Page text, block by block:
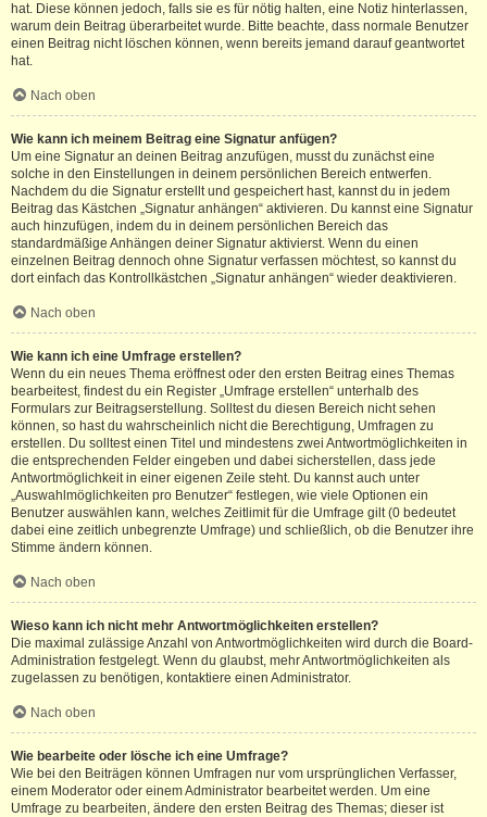
hat. Diese können jedoch, falls sie es für nötig halten, eine Notiz hinterlassen,
warum dein Beitrag überarbeitet wurde. Bitte beachte, dass normale Benutzer
einen Beitrag nicht löschen können, wenn bereits jemand darauf geantwortet
hat.
Nach oben
Wie kann ich meinem Beitrag eine Signatur anfügen?
Um eine Signatur an deinen Beitrag anzufügen, musst du zunächst eine
solche in den Einstellungen in deinem persönlichen Bereich entwerfen.
Nachdem du die Signatur erstellt und gespeichert hast, kannst du in jedem
Beitrag das Kästchen „Signatur anhängen“ aktivieren. Du kannst eine Signatur
auch hinzufügen, indem du in deinem persönlichen Bereich das
standardmäßige Anhängen deiner Signatur aktivierst. Wenn du einen
einzelnen Beitrag dennoch ohne Signatur verfassen möchtest, so kannst du
dort einfach das Kontrollkästchen „Signatur anhängen“ wieder deaktivieren.
Nach oben
Wie kann ich eine Umfrage erstellen?
Wenn du ein neues Thema eröffnest oder den ersten Beitrag eines Themas
bearbeitest, findest du ein Register „Umfrage erstellen“ unterhalb des
Formulars zur Beitragserstellung. Solltest du diesen Bereich nicht sehen
können, so hast du wahrscheinlich nicht die Berechtigung, Umfragen zu
erstellen. Du solltest einen Titel und mindestens zwei Antwortmöglichkeiten in
die entsprechenden Felder eingeben und dabei sicherstellen, dass jede
Antwortmöglichkeit in einer eigenen Zeile steht. Du kannst auch unter
„Auswahlmöglichkeiten pro Benutzer“ festlegen, wie viele Optionen ein
Benutzer auswählen kann, welches Zeitlimit für die Umfrage gilt (0 bedeutet
dabei eine zeitlich unbegrenzte Umfrage) und schließlich, ob die Benutzer ihre
Stimme ändern können.
Nach oben
Wieso kann ich nicht mehr Antwortmöglichkeiten erstellen?
Die maximal zulässige Anzahl von Antwortmöglichkeiten wird durch die Board-
Administration festgelegt. Wenn du glaubst, mehr Antwortmöglichkeiten als
zugelassen zu benötigen, kontaktiere einen Administrator.
Nach oben
Wie bearbeite oder lösche ich eine Umfrage?
Wie bei den Beiträgen können Umfragen nur vom ursprünglichen Verfasser,
einem Moderator oder einem Administrator bearbeitet werden. Um eine
Umfrage zu bearbeiten, ändere den ersten Beitrag des Themas; dieser ist